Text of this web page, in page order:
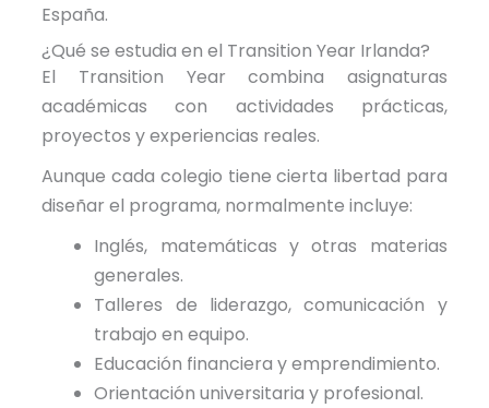
España.
¿Qué se estudia en el Transition Year Irlanda?
El Transition Year combina asignaturas
académicas con actividades prácticas,
proyectos y experiencias reales.
Aunque cada colegio tiene cierta libertad para
diseñar el programa, normalmente incluye:
Inglés, matemáticas y otras materias
generales.
Talleres de liderazgo, comunicación y
trabajo en equipo.
Educación financiera y emprendimiento.
Orientación universitaria y profesional.